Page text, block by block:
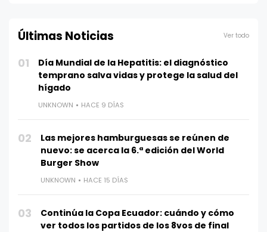
Últimas Noticias Ver todo
01
Día Mundial de la Hepatitis: el diagnóstico
temprano salva vidas y protege la salud del
hígado
UNKNOWN HACE 9 DÍAS
02
Las mejores hamburguesas se reúnen de
nuevo: se acerca la 6.ª edición del World
Burger Show
UNKNOWN HACE 15 DÍAS
03
Continúa la Copa Ecuador: cuándo y cómo
ver todos los partidos de los 8vos de final